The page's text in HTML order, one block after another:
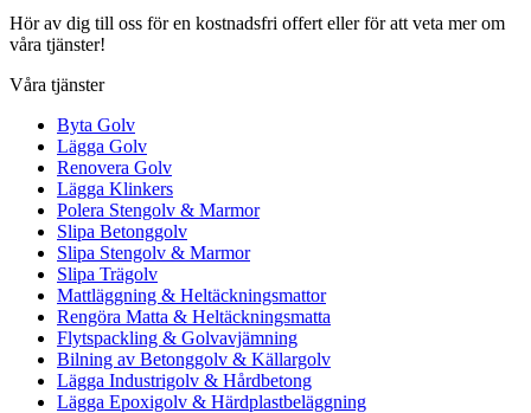
Hör av dig till oss för en kostnadsfri offert eller för att veta mer om
våra tjänster!
Våra tjänster
Byta Golv
Lägga Golv
Renovera Golv
Lägga Klinkers
Polera Stengolv & Marmor
Slipa Betonggolv
Slipa Stengolv & Marmor
Slipa Trägolv
Mattläggning & Heltäckningsmattor
Rengöra Matta & Heltäckningsmatta
Flytspackling & Golvavjämning
Bilning av Betonggolv & Källargolv
Lägga Industrigolv & Hårdbetong
Lägga Epoxigolv & Härdplastbeläggning